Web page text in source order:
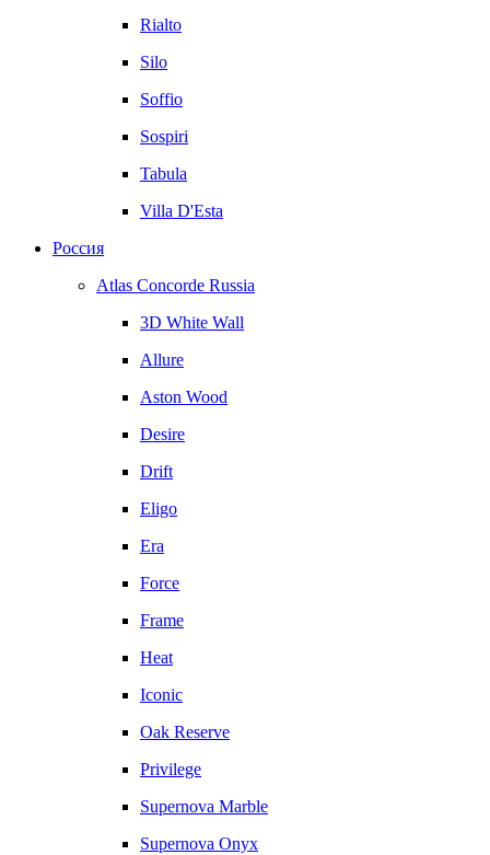
Rialto
Silo
Soffio
Sospiri
Tabula
Villa D'Esta
Россия
Atlas Concorde Russia
3D White Wall
Allure
Aston Wood
Desire
Drift
Eligo
Era
Force
Frame
Heat
Iconic
Oak Reserve
Privilege
Supernova Marble
Supernova Onyx